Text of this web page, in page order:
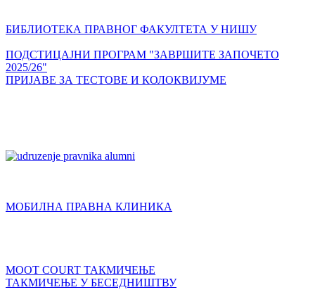
БИБЛИОТЕКА ПРАВНОГ ФАКУЛТЕТА У НИШУ
ПОДСТИЦАЈНИ ПРОГРАМ "ЗАВРШИТЕ ЗАПОЧЕТО
2025/26"
ПРИЈАВЕ ЗА ТЕСТОВЕ И КОЛОКВИЈУМЕ
МОБИЛНА ПРАВНА КЛИНИКА
MOOT COURT ТАКМИЧЕЊЕ
ТАКМИЧЕЊЕ У БЕСЕДНИШТВУ